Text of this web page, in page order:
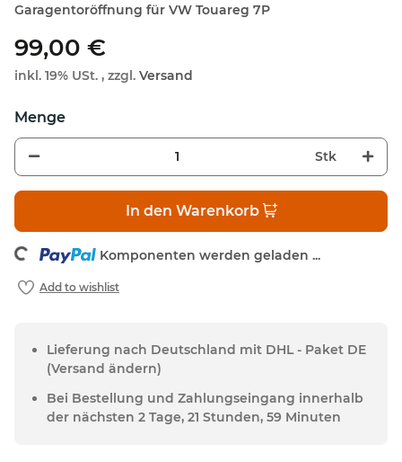
Garagentoröffnung für VW Touareg 7P
99,00 €
inkl. 19% USt. , zzgl. Versand
Stk
In den Warenkorb
Komponenten werden geladen ...
Lieferung nach Deutschland mit DHL - Paket DE
(Versand ändern)
Bei Bestellung und Zahlungseingang innerhalb
der nächsten 2 Tage, 21 Stunden, 59 Minuten